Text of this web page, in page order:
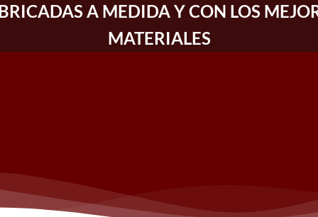
A MEDIDA Y CON LOS
MATERIALES